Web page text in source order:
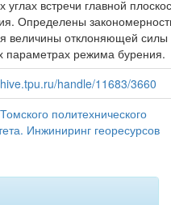
углах встречи главной
Определены
величины отклоняющей силы
параметрах режима бурения.
handle/11683/3660
политехнического
Инжиниринг георесурсов